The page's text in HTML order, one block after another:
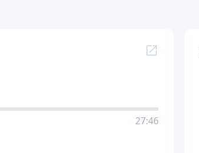
27:46